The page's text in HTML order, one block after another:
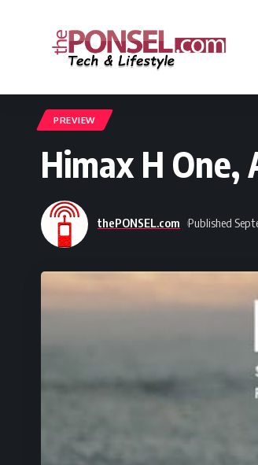
PREVIEW
Himax H One,
thePONSEL.com Published